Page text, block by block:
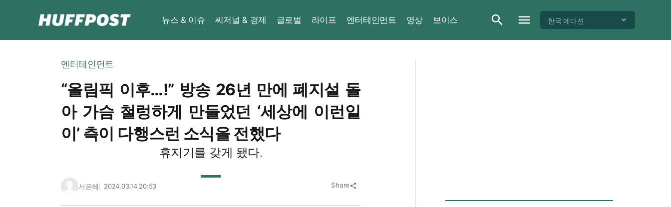
뉴스 & 이슈 씨저널 & 경제 글로벌 라이프 엔터테인먼트 영상 보이스 한국 에디션
엔터테인먼트
“올림픽 이후…!” 방송 26년 만에 폐지설 돌
아 가슴 철렁하게 만들었던 ‘세상에 이런일
이’ 측이 다행스런 소식을 전했다
휴지기를 갖게 됐다.
서은혜 2024.03.14 20:53 Share share